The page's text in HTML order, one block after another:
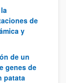
de
y
de un
genes de
patata